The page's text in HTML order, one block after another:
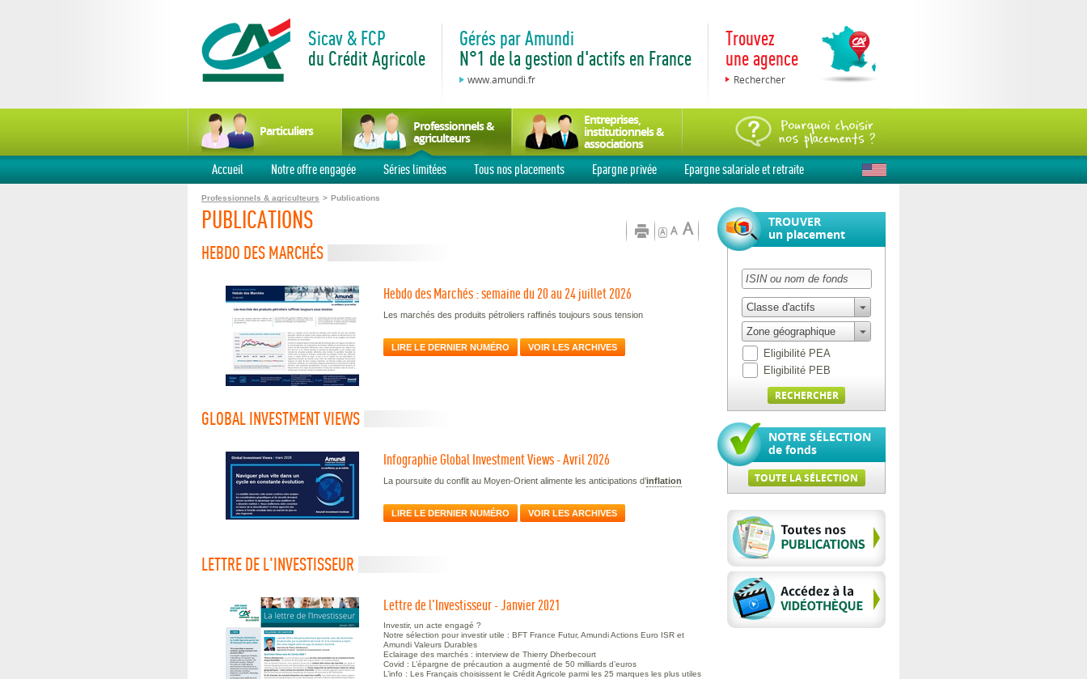
Sicav & FCP
du Crédit Agricole
Gérés par Amundi
N°1 de la gestion d'actifs en France
www.amundi.fr
Trouvez
une agence
Rechercher
Particuliers Professionnels &
agriculteurs
Entreprises,
institutionnels &
associations
Accueil Notre offre engagée Séries limitées Tous nos placements Epargne privée Epargne salariale et retraite
Professionnels & agriculteurs > Publications
PUBLICATIONS A A A
HEBDO DES MARCHÉS
Hebdo des Marchés : semaine du 20 au 24 juillet 2026
Les marchés des produits pétroliers raffinés toujours sous tension
LIRE LE DERNIER NUMÉRO VOIR LES ARCHIVES
GLOBAL INVESTMENT VIEWS
Infographie Global Investment Views - Avril 2026
La poursuite du conflit au Moyen-Orient alimente les anticipations d’inflation
LIRE LE DERNIER NUMÉRO VOIR LES ARCHIVES
LETTRE DE L'INVESTISSEUR
Lettre de l'Investisseur - Janvier 2021
Investir, un acte engagé ?
Notre sélection pour investir utile : BFT France Futur, Amundi Actions Euro ISR et
Amundi Valeurs Durables
Eclairage des marchés : interview de Thierry Dherbecourt
Covid : L’épargne de précaution a augmenté de 50 milliards d’euros
L’info : Les Français choisissent le Crédit Agricole parmi les 25 marques les plus utiles
TROUVER
un placement
Classe d'actifs
Zone géographique
Eligibilité PEA
Eligibilité PEB
NOTRE SÉLECTION
de fonds